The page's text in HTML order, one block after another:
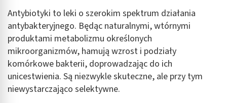
Antybiotyki to leki o szerokim spektrum działania
antybakteryjnego. Będąc naturalnymi, wtórnymi
produktami metabolizmu określonych
mikroorganizmów, hamują wzrost i podziały
komórkowe bakterii, doprowadzając do ich
unicestwienia. Są niezwykle skuteczne, ale przy tym
niewystarczająco selektywne.